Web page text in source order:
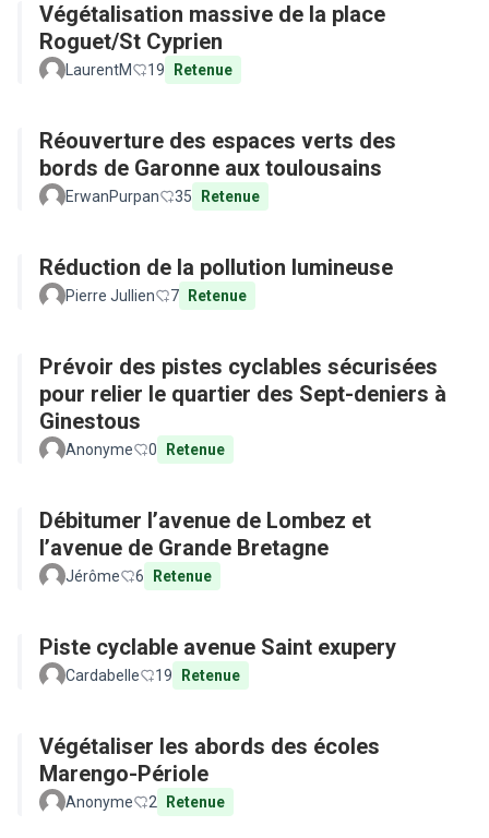
Végétalisation massive de la place
Roguet/St Cyprien
LaurentM 19 Retenue
Réouverture des espaces verts des
bords de Garonne aux toulousains
ErwanPurpan 35 Retenue
Réduction de la pollution lumineuse
Pierre Jullien 7 Retenue
Prévoir des pistes cyclables sécurisées
pour relier le quartier des Sept-deniers à
Ginestous
Anonyme 0 Retenue
Débitumer l’avenue de Lombez et
l’avenue de Grande Bretagne
Jérôme 6 Retenue
Piste cyclable avenue Saint exupery
Cardabelle 19 Retenue
Végétaliser les abords des écoles
Marengo-Périole
Anonyme 2 Retenue